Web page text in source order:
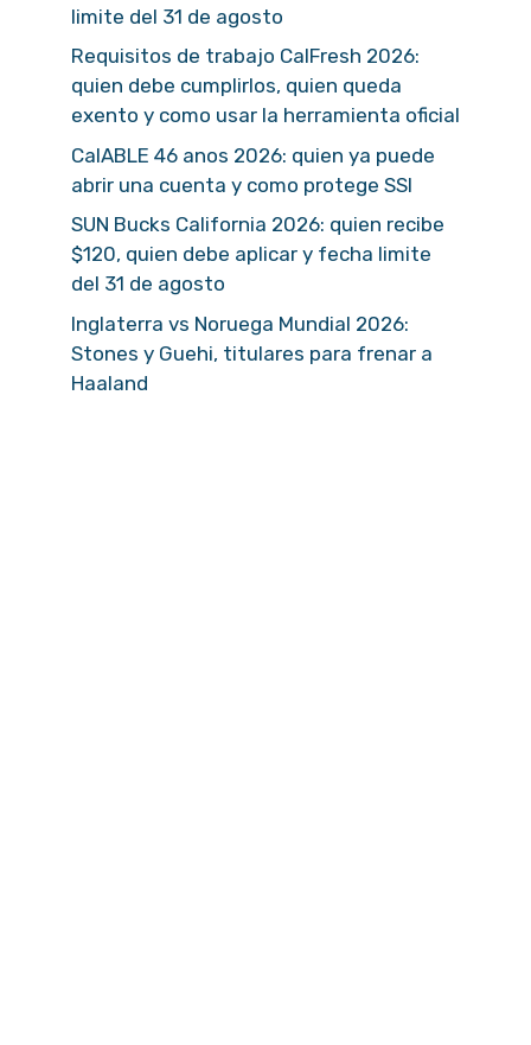
limite del 31 de agosto
Requisitos de trabajo CalFresh 2026:
quien debe cumplirlos, quien queda
exento y como usar la herramienta oficial
CalABLE 46 anos 2026: quien ya puede
abrir una cuenta y como protege SSI
SUN Bucks California 2026: quien recibe
$120, quien debe aplicar y fecha limite
del 31 de agosto
Inglaterra vs Noruega Mundial 2026:
Stones y Guehi, titulares para frenar a
Haaland